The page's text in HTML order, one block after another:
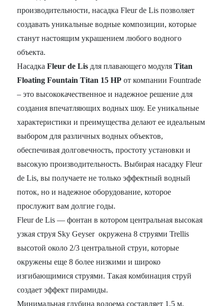
производительности, насадка Fleur de Lis позволяет
создавать уникальные водные композиции, которые
станут настоящим украшением любого водного
объекта.
НасадкаFleur de Lis для плавающего модуляTitan
Floating Fountain Titan 15 HP от компании Fountrade
– это высококачественное и надежное решение для
создания впечатляющих водных шоу. Ее уникальные
характеристики и преимущества делают ее идеальным
выбором для различных водных объектов,
обеспечивая долговечность, простоту установки и
высокую производительность. Выбирая насадку Fleur
de Lis, вы получаете не только эффектный водный
поток, но и надежное оборудование, которое
прослужит вам долгие годы.
Fleur de Lis — фонтан в котором центральная высокая
узкая струя Sky Geyser окружена 8 струями Trellis
высотой около 2/3 центральной струи, которые
окружены еще 8 более низкими и широко
изгибающимися струями. Такая комбинация струй
создает эффект пирамиды.
Минимальная глубина водоема составляет 1,5 м.